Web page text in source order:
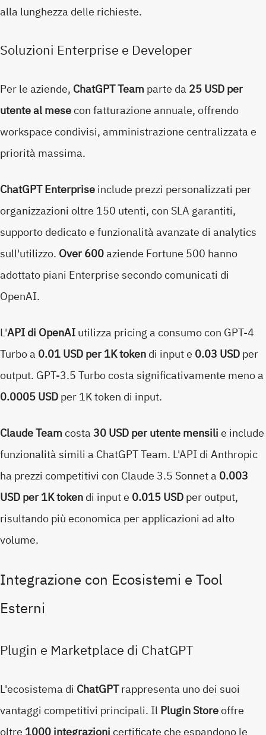
alla lunghezza delle richieste.
Soluzioni Enterprise e Developer
Per le aziende, ChatGPT Team parte da 25 USD per
utente al mesecon fatturazione annuale, offrendo
workspace condivisi, amministrazione centralizzata e
priorità massima.
ChatGPT Enterpriseinclude prezzi personalizzati per
organizzazioni oltre 150 utenti, con SLA garantiti,
supporto dedicato e funzionalità avanzate di analytics
sull'utilizzo. Over 600aziende Fortune 500 hanno
adottato piani Enterprise secondo comunicati di
OpenAI.
L'API di OpenAIutilizza pricing a consumo con GPT-4
Turbo a 0.01 USD per 1K tokendi input e 0.03 USDper
output. GPT-3.5 Turbo costa significativamente meno a
0.0005 USDper 1K token di input.
Claude Teamcosta30 USD per utente mensilie include
funzionalità simili a ChatGPT Team. L'API di Anthropic
ha prezzi competitivi con Claude 3.5 Sonnet a 0.003
USD per 1K tokendi input e 0.015 USDper output,
risultando più economica per applicazioni ad alto
volume.
Integrazione con Ecosistemi e Tool
Esterni
Plugin e Marketplace di ChatGPT
L'ecosistema di ChatGPTrappresenta uno dei suoi
vantaggi competitivi principali. IlPlugin Storeoffre